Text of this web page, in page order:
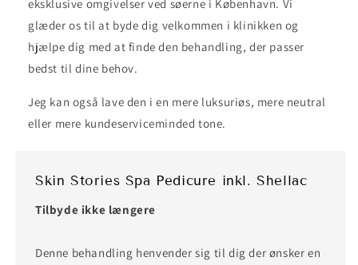
eksklusive omgivelser ved søerne i København. Vi
glæder os til at byde dig velkommen i klinikken og
hjælpe dig med at finde den behandling, der passer
bedst til dine behov.
Jeg kan også lave den i en mere luksuriøs, mere neutral
eller mere kundeserviceminded tone.
Skin Stories Spa Pedicure inkl. Shellac
Tilbyde ikke længere
Denne behandling henvender sig til dig der ønsker en